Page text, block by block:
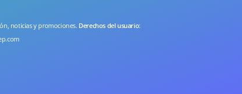
noticias y promociones. Derechos del usuario: